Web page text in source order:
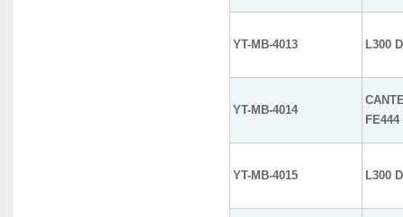
YT-MB-4013 L300
YT-MB-4014
FE444
YT-MB-4015 L300